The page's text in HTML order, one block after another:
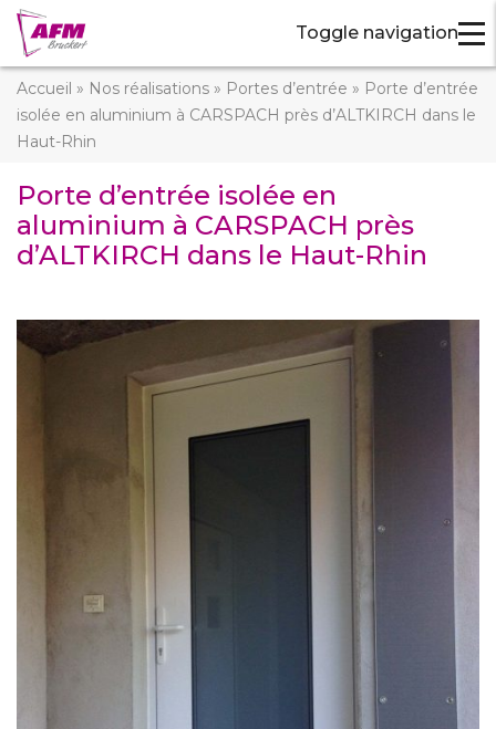
Toggle navigation
Accueil » Nos réalisations » Portes d’entrée » Porte d’entrée
isolée en aluminium à CARSPACH près d’ALTKIRCH dans le
Haut-Rhin
Porte d’entrée isolée en
aluminium à CARSPACH près
d’ALTKIRCH dans le Haut-Rhin